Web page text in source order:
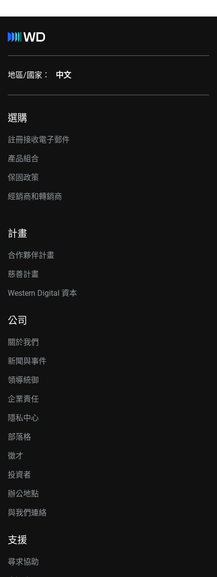
地區/國家： 中文
選購
註冊接收電子郵件
產品組合
保固政策
經銷商和轉銷商
計畫
合作夥伴計畫
慈善計畫
Western Digital 資本
公司
關於我們
新聞與事件
領導統御
企業責任
隱私中心
部落格
徵才
投資者
辦公地點
與我們連絡
支援
尋求協助